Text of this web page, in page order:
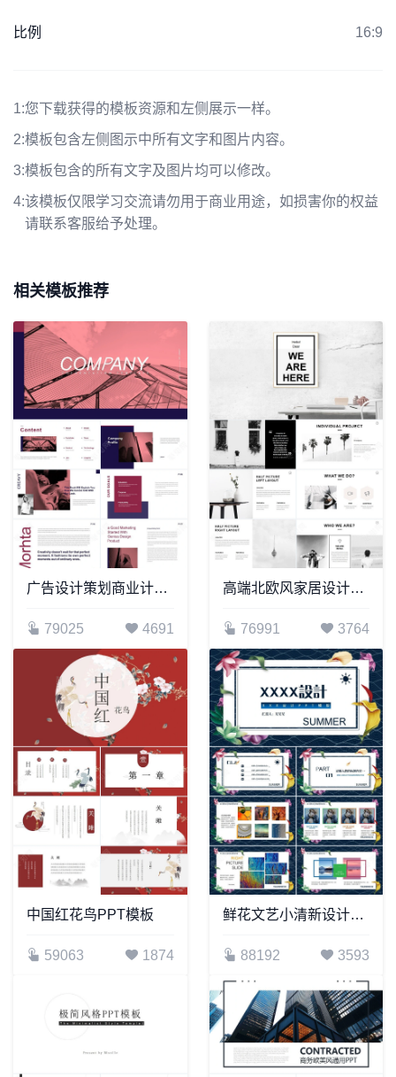
比例 16:9
1:您下载获得的模板资源和左侧展示一样。
2:模板包含左侧图示中所有文字和图片内容。
3:模板包含的所有文字及图片均可以修改。
4:该模板仅限学习交流请勿用于商业用途，如损害你的权益
请联系客服给予处理。
相关模板推荐
广告设计策划商业计划书通用PPT模板
79025 4691
高端北欧风家居设计表格数据通用PPT模板
76991 3764
中国红花鸟PPT模板
59063 1874
鲜花文艺小清新设计通用PPT模版
88192 3593